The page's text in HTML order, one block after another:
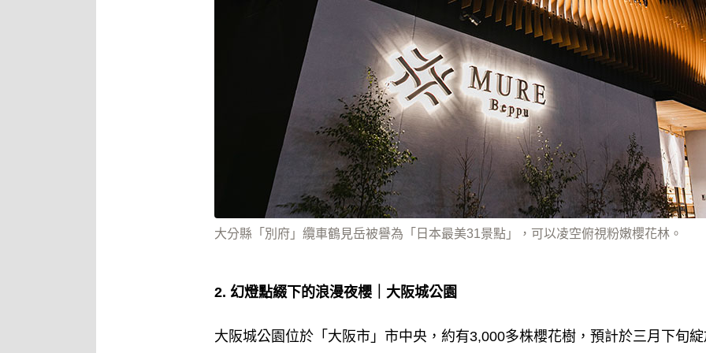
大分縣「別府」纜車鶴見岳被譽為「日本最美31景點」，可以凌空俯視粉嫩櫻花林。
2. 幻燈點綴下的浪漫夜櫻｜大阪城公園
大阪城公園位於「大阪市」市中央，約有3,000多株櫻花樹，預計於三月下旬